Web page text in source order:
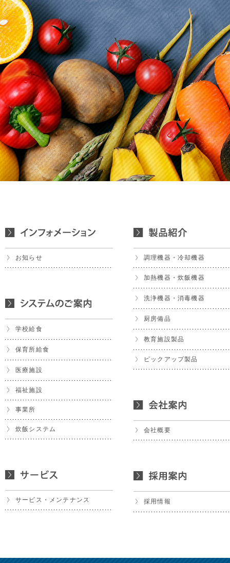
お知らせ
学校給食
保育所給食
医療施設
福祉施設
事業所
炊飯システム
サービス・メンテナンス
調理機器・冷却機器
加熱機器・炊飯機器
洗浄機器・消毒機器
厨房備品
教育施設製品
ピックアップ製品
会社概要
採用情報